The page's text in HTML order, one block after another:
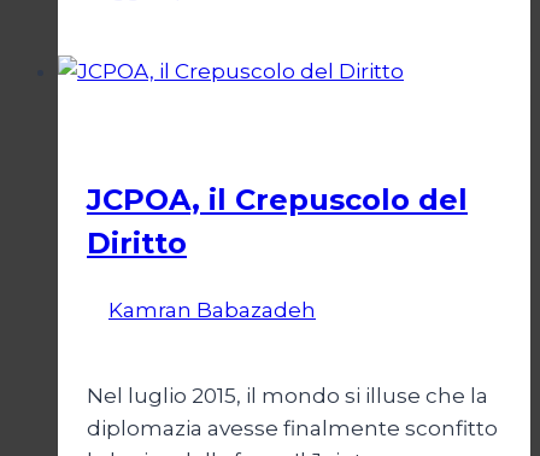
da
JCPOA, il Crepuscolo del
Diritto
Kamran Babazadeh
Nel luglio 2015, il mondo si illuse che la
diplomazia avesse finalmente sconfitto